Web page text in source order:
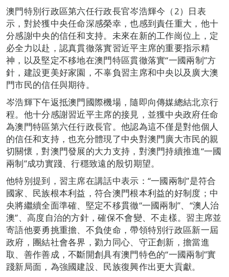
澳門特別行政區第六任行政長官岑浩輝今（2）日表
示，對於獲中央任命深感榮幸，也感到責任重大，他十
分感謝中央的信任和支持。未來在新的工作崗位上，定
必全力以赴，認真貫徹落實習近平主席的重要指示精
神，以及堅定不移地在澳門特區貫徹落實“一國兩制”方
針，建設更美好家園，不辜負習主席和中央以及廣大澳
門市民的信任與期待。
岑浩輝下午返抵澳門國際機場，隨即向傳媒總結北京行
程。他十分感謝習近平主席的接見，並獲中央政府任命
為澳門特區第六任行政長官。他認為這不僅是對他個人
的信任和支持，也充分體現了中央對澳門廣大市民的親
切關懷，對澳門發展的大力支持，對澳門持續推進“一國
兩制”成功實踐、行穩致遠的殷切期望。
他特別提到，習主席在講話中表示：“一國兩制”是符合
國家、民族根本利益，符合澳門根本利益的好制度；中
央將繼續全面準確、堅定不移貫徹“一國兩制”、“澳人治
澳”、高度自治的方針，確保不會變、不走樣。習主席並
寄語他要勇挑重擔、不負使命，帶領特別行政區新一屆
政府，團結社會各界，勠力同心、守正創新，擔當進
取、善作善成，不斷開創具有澳門特色的“一國兩制”實
踐新局面，為強國建設、民族復興作出更大貢獻。